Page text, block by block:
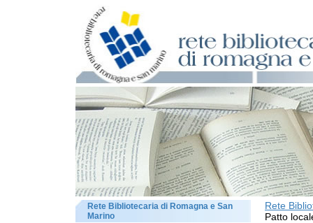
Rete
Patto
Rete Bibliotecaria di Romagna e San
Marino